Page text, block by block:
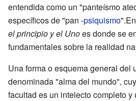
entendida como un "panteísmo
específicos de "pan -psiquismo
el principio y el Unoes donde se
fundamentales sobre la realidad
Una forma o esquema general del
denominada "alma del mundo",
facultad es un intelecto completo